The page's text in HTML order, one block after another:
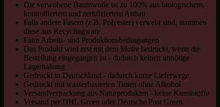
Die verwobene Baumwolle ist zu 100% aus biologischem,
kontrolliertem und zertifiziertem Anbau
Falls andere Fasern (z.B. Polyester) verwebt sind, stammen
diese aus Recyclingware
Faire Arbeits- und Produktionsbedingungen
Das Produkt wird erst mit dem Motiv bedruckt, wenn die
Bestellung eingegangen ist - dadurch keinen unnötige
Lagerhaltung
Gedruckt in Deutschland - dadurch kurze Lieferwege
Gedruckt mit wasserbasierten Tinten ohne Alkohol
Versandverpackung aus Naturprodukten - keine Kunststoffe
Versand per DHL Green oder Deutsche Post Green